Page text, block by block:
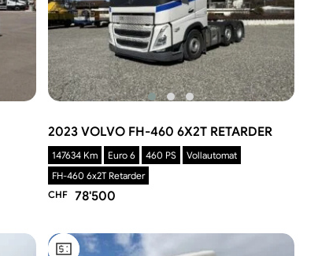
2023 VOLVO FH-460 6X2T RETARDER
147634 Km Euro 6 460 PS
Vollautomat
FH-460 6x2T Retarder
CHF
78'500